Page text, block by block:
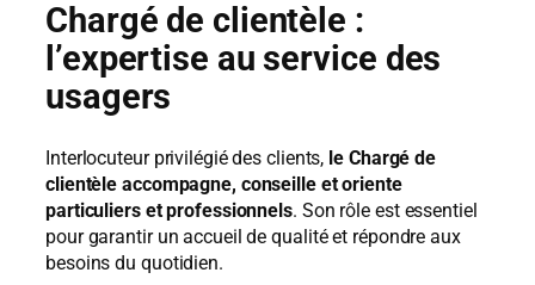
Chargé de clientèle :
l’expertise au service des
usagers
Interlocuteur privilégié des clients, le Chargé de
clientèle accompagne, conseille et oriente
particuliers et professionnels. Son rôle est essentiel
pour garantir un accueil de qualité et répondre aux
besoins du quotidien.